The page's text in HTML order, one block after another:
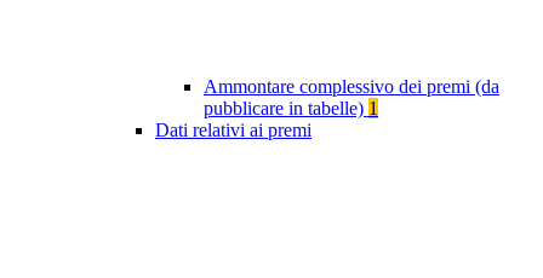
Ammontare complessivo dei premi (da
pubblicare in tabelle) 1
Dati relativi ai premi